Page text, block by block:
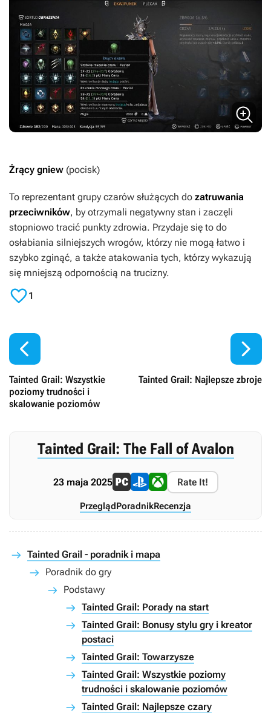
Żrący gniew (pocisk)
To reprezentant grupy czarów służących do zatruwania
przeciwników, by otrzymali negatywny stan i zaczęli
stopniowo tracić punkty zdrowia. Przydaje się to do
osłabiania silniejszych wrogów, którzy nie mogą łatwo i
szybko zginąć, a także atakowania tych, którzy wykazują
się mniejszą odpornością na trucizny.
1

Tainted Grail: Wszystkie
poziomy trudności i
skalowanie poziomów
Tainted Grail: Najlepsze zbroje

Tainted Grail: The Fall of Avalon
23 maja 2025 Rate It!
PrzeglądPoradnikRecenzja
Tainted Grail - poradnik i mapa
Poradnik do gry
Podstawy
Tainted Grail: Porady na start
Tainted Grail: Bonusy stylu gry i kreator
postaci
Tainted Grail: Towarzysze
Tainted Grail: Wszystkie poziomy
trudności i skalowanie poziomów
Tainted Grail: Najlepsze czary